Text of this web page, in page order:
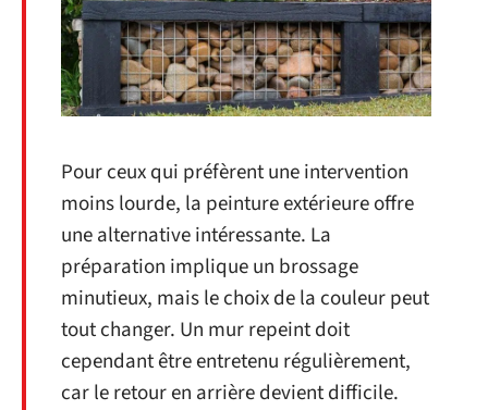
Pour ceux qui préfèrent une intervention
moins lourde, la peinture extérieure offre
une alternative intéressante. La
préparation implique un brossage
minutieux, mais le choix de la couleur peut
tout changer. Un mur repeint doit
cependant être entretenu régulièrement,
car le retour en arrière devient difficile.